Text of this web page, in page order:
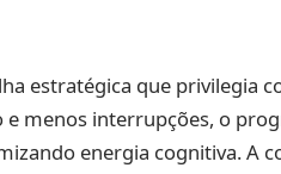
estratégica que privilegia
menos interrupções, o
energia cognitiva. A